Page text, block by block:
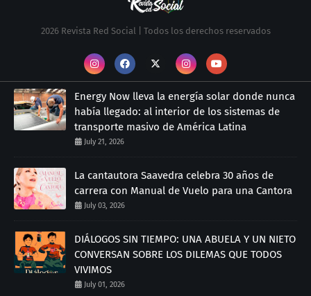
2026 Revista Red Social | Todos los derechos reservados
Energy Now lleva la energía solar donde nunca
había llegado: al interior de los sistemas de
transporte masivo de América Latina
July 21, 2026
La cantautora Saavedra celebra 30 años de
carrera con Manual de Vuelo para una Cantora
July 03, 2026
DIÁLOGOS SIN TIEMPO: UNA ABUELA Y UN NIETO
CONVERSAN SOBRE LOS DILEMAS QUE TODOS
VIVIMOS
July 01, 2026